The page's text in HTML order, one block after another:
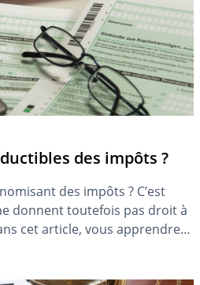
des impôts ?
des impôts ? C’est
donnent toutefois pas droit à
cet article, vous apprendrez